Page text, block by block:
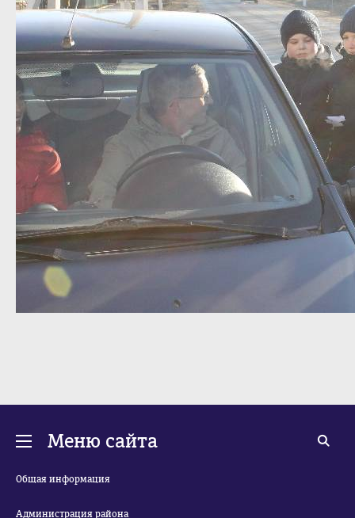
Меню сайта
Общая информация
Администрация района